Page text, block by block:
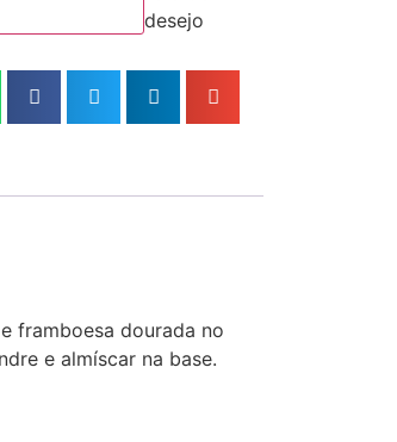
desejo
framboesa dourada no
e almíscar na base.